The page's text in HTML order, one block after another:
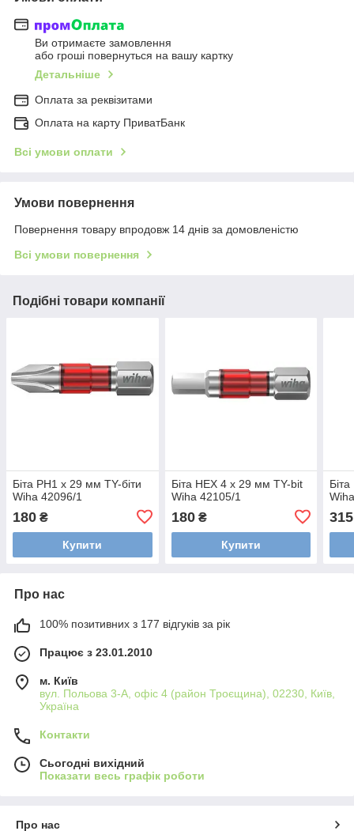
Ви отримаєте замовлення
або гроші повернуться на вашу картку
Детальніше
Оплата за реквізитами
Оплата на карту ПриватБанк
Всі умови оплати
Умови повернення
Повернення товару впродовж 14 днів за домовленістю
Всі умови повернення
Подібні товари компанії
Біта PH1 х 29 мм TY-біти
Wiha 42096/1
180 ₴
Купити
Біта HEX 4 х 29 мм TY-bit
Wiha 42105/1
180₴
Купити
315
Про нас
100% позитивних з 177 відгуків за рік
Працює з 23.01.2010
м. Київ
вул. Польова 3-А, офіс 4 (район Троєщина), 02230, Київ,
Україна
Контакти
Сьогодні вихідний
Показати весь графік роботи
Про нас